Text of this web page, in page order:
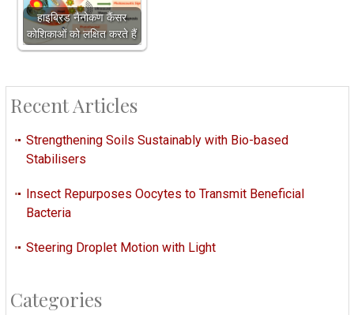
हाइब्रिड नैनोकण कैंसर
कोशिकाओं को लक्षित करते हैं
Recent Articles
Strengthening Soils Sustainably with Bio-based
Stabilisers
Insect Repurposes Oocytes to Transmit Beneficial
Bacteria
Steering Droplet Motion with Light
Categories